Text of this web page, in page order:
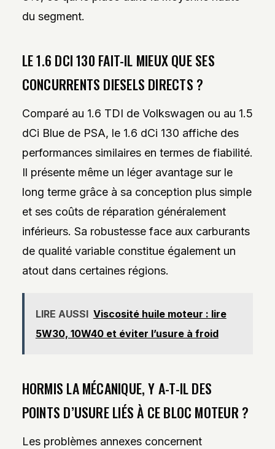
du segment.
LE 1.6 DCI 130 FAIT-IL MIEUX QUE SES
CONCURRENTS DIESELS DIRECTS ?
Comparé au 1.6 TDI de Volkswagen ou au 1.5
dCi Blue de PSA, le 1.6 dCi 130 affiche des
performances similaires en termes de fiabilité.
Il présente même un léger avantage sur le
long terme grâce à sa conception plus simple
et ses coûts de réparation généralement
inférieurs. Sa robustesse face aux carburants
de qualité variable constitue également un
atout dans certaines régions.
LIRE AUSSI Viscosité huile moteur : lire
5W30, 10W40 et éviter l’usure à froid
HORMIS LA MÉCANIQUE, Y A-T-IL DES
POINTS D’USURE LIÉS À CE BLOC MOTEUR ?
Les problèmes annexes concernent